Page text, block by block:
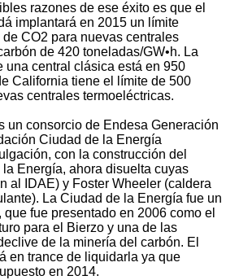
razones de ese éxito es que el
implantará en 2015 un límite
CO2 para nuevas centrales
de 420 toneladas/GW•h. La
una central clásica está en 950
California tiene el límite de 500
centrales termoeléctricas.
un consorcio de Endesa Generación
Ciudad de la Energía
con la construcción del
Energía, ahora disuelta cuyas
al IDAE) y Foster Wheeler (caldera
La Ciudad de la Energía fue un
fue presentado en 2006 como el
para el Bierzo y una de las
de la minería del carbón. El
en trance de liquidarla ya que
en 2014.